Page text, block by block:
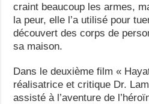
craint beaucoup les armes,
la peur, elle l’a utilisé pour
découvert des corps de
sa maison.
Dans le deuxième film «
réalisatrice et critique Dr.
assisté à l’aventure de